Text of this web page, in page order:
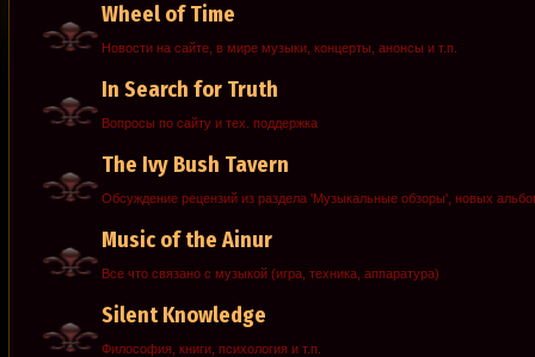
Wheel of Time
Новости на сайте, в мире музыки, концерты, анонсы и т.п.
In Search for Truth
Вопросы по сайту и тех. поддержка
The Ivy Bush Tavern
Обсуждение рецензий из раздела 'Музыкальные обзоры', новых
Music of the Ainur
Все что связано с музыкой (игра, техника, аппаратура)
Silent Knowledge
Философия, книги, психология и т.п.